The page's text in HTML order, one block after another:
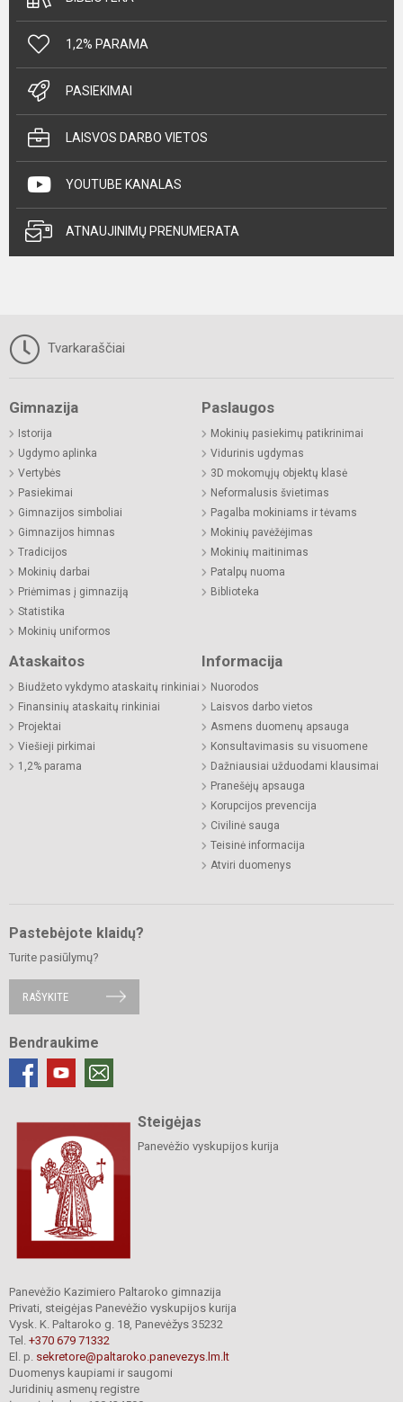
1,2% PARAMA
PASIEKIMAI
LAISVOS DARBO VIETOS
YOUTUBE KANALAS
ATNAUJINIMŲ PRENUMERATA
Tvarkaraščiai
Gimnazija
Istorija
Ugdymo aplinka
Vertybės
Pasiekimai
Gimnazijos simboliai
Gimnazijos himnas
Tradicijos
Mokinių darbai
Priėmimas į gimnaziją
Statistika
Mokinių uniformos
Paslaugos
Mokinių pasiekimų patikrinimai
Vidurinis ugdymas
3D mokomųjų objektų klasė
Neformalusis švietimas
Pagalba mokiniams ir tėvams
Mokinių pavėžėjimas
Mokinių maitinimas
Patalpų nuoma
Biblioteka
Ataskaitos
Biudžeto vykdymo ataskaitų rinkiniai
Finansinių ataskaitų rinkiniai
Projektai
Viešieji pirkimai
1,2% parama
Informacija
Nuorodos
Laisvos darbo vietos
Asmens duomenų apsauga
Konsultavimasis su visuomene
Dažniausiai užduodami klausimai
Pranešėjų apsauga
Korupcijos prevencija
Civilinė sauga
Teisinė informacija
Atviri duomenys
Pastebėjote klaidų?
Turite pasiūlymų?
RAŠYKITE
Bendraukime
Steigėjas
Panevėžio vyskupijos kurija
Panevėžio Kazimiero Paltaroko gimnazija
Privati, steigėjas Panevėžio vyskupijos kurija
Vysk. K. Paltaroko g. 18, Panevėžys 35232
Tel. +370 679 71332
El. p. sekretore@paltaroko.panevezys.lm.lt
Duomenys kaupiami ir saugomi
Juridinių asmenų registre